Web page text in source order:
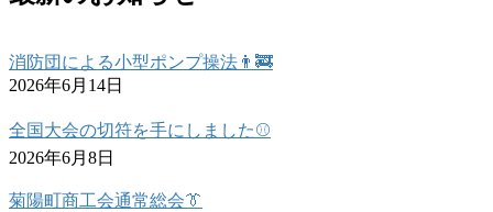
消防団による小型ポンプ操法👨‍🚒
2026年6月14日
全国大会の切符を手にしました⚾
2026年6月8日
菊陽町商工会通常総会👔